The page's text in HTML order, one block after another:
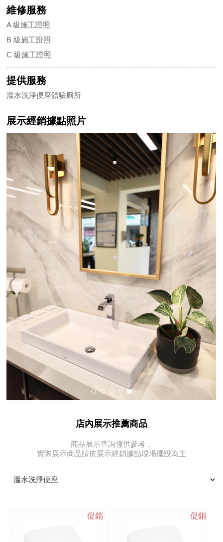
維修服務
A 級施工證照
B 級施工證照
C 級施工證照
提供服務
溫水洗淨便座體驗廁所
展示經銷據點照片
店內展示推薦商品
商品展示查詢僅供參考，
實際展示商品請依展示經銷據點現場擺設為主